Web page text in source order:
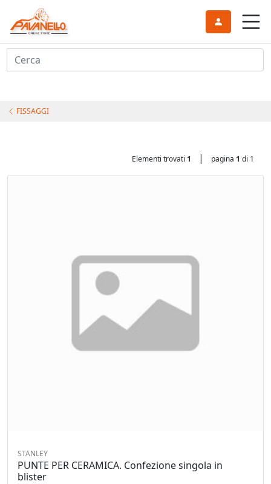
Cerca
FISSAGGI
Elementi trovati 1 | pagina 1 di 1
STANLEY
PUNTE PER CERAMICA. Confezione singola in
blister